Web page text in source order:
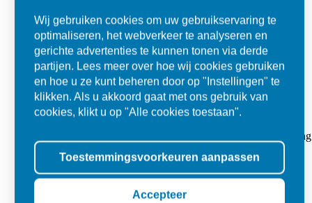
Super
"Goed geholpen bij aankoop en zeer klantvriendelijk. De
tegels voor in de tuin."
Jolanda
Wij gebruiken cookies om uw gebruikservaring te
optimaliseren, het webverkeer te analyseren en
gerichte advertenties te kunnen tonen via derde
partijen. Lees meer over hoe wij cookies gebruiken
en hoe u ze kunt beheren door op "Instellingen" te
klikken. Als u akkoord gaat met ons gebruik van
cookies, klikt u op "Alle cookies toestaan".
Toestemmingsvoorkeuren aanpassen
Accepteer